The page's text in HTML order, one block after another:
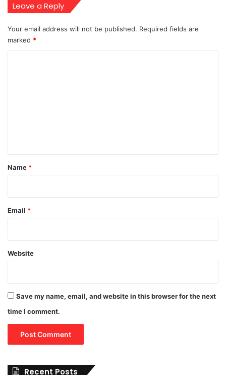
Leave a Reply
Your email address will not be published. Required fields are
marked *
*
Name *
Email *
Website
Save my name, email, and website in this browser for the next
time I comment.
Recent Posts